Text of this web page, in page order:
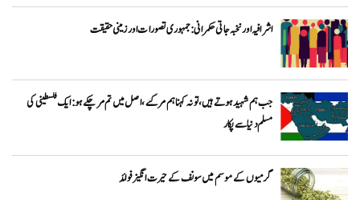
اشرافیہ اور نخبہ جاتی حکمرانی: جمہوری تصورات اور زمینی حقیقت
جب ہم شہید ہوتے ہیں، تو نہ کہنا ہم مر گئے، اصل میں تم مر چکے ہو: ایک فلسطینی کی
مسلم دنیا سے پکار
گرمیوں کے موسم میں سونف کے حیرت انگیز فوائد